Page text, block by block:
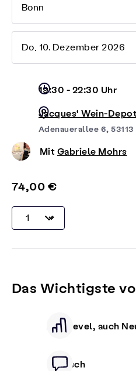
Bonn
Do, 10. Dezember 2026
19:30 - 22:30 Uhr
Jacques' Wein-
Adenauerallee 6, 53113
Mit Gabriele Mohrs
74,00 €
Das Wichtigste
Alle Level, auch
Deutsch